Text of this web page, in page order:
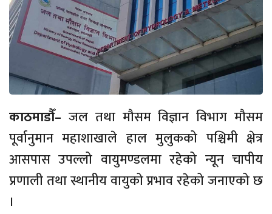
काठमाडौँ– जल तथा मौसम विज्ञान विभाग मौसम
पूर्वानुमान महाशाखाले हाल मुलुकको पश्चिमी क्षेत्र
आसपास उपल्लो वायुमण्डलमा रहेको न्यून चापीय
प्रणाली तथा स्थानीय वायुको प्रभाव रहेको जनाएको छ
।